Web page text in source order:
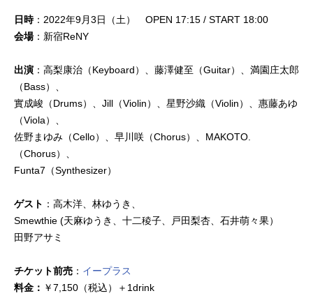
日時：2022年9月3日（土） OPEN 17:15 / START 18:00
会場：新宿ReNY
出演 ：高梨康治（Keyboard）、藤澤健至（Guitar）、満園庄太郎
（Bass）、
實成峻（Drums）、Jill（Violin）、星野沙織（Violin）、惠藤あゆ
（Viola）、
佐野まゆみ（Cello）、早川咲（Chorus）、MAKOTO.
（Chorus）、
Funta7（Synthesizer）
ゲスト ：高木洋、林ゆうき、
Smewthie (天麻ゆうき、十二稜子、戸田梨杏、石井萌々果）
田野アサミ
チケット前売 ： イープラス
料金： ￥7,150（税込）＋1drink